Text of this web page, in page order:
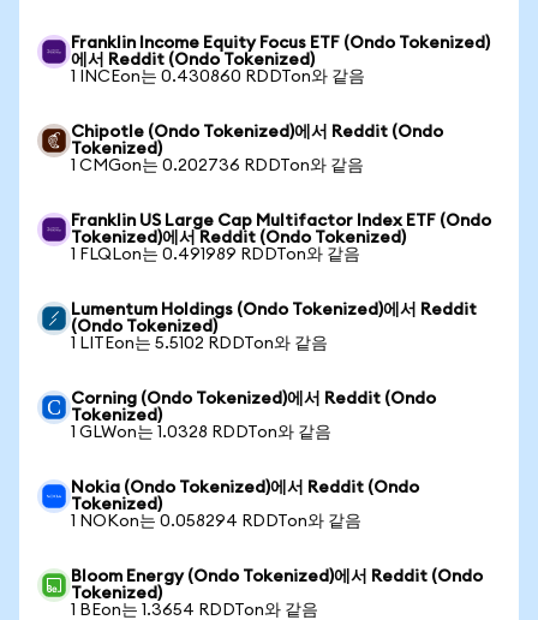
Franklin Income Equity Focus ETF (Ondo Tokenized)
에서 Reddit (Ondo Tokenized)
1 INCEon는 0.430860 RDDTon와 같음
Chipotle (Ondo Tokenized)에서 Reddit (Ondo
Tokenized)
1 CMGon는 0.202736 RDDTon와 같음
Franklin US Large Cap Multifactor Index ETF (Ondo
Tokenized)에서 Reddit (Ondo Tokenized)
1 FLQLon는 0.491989 RDDTon와 같음
Lumentum Holdings (Ondo Tokenized)에서 Reddit
(Ondo Tokenized)
1 LITEon는 5.5102 RDDTon와 같음
Corning (Ondo Tokenized)에서 Reddit (Ondo
Tokenized)
1 GLWon는 1.0328 RDDTon와 같음
Nokia (Ondo Tokenized)에서 Reddit (Ondo
Tokenized)
1 NOKon는 0.058294 RDDTon와 같음
Bloom Energy (Ondo Tokenized)에서 Reddit (Ondo
Tokenized)
1 BEon는 1.3654 RDDTon와 같음